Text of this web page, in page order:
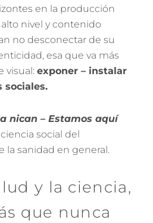
en la producción
alto nivel y contenido
no desconectar de su
esa que va más
visual: exponer – instalar
sociales.
nican – Estamos aquí
social del
la sanidad en general.
y la ciencia,
que nunca